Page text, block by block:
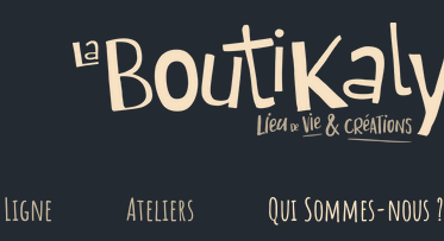
Ateliers Qui Sommes-nous ?